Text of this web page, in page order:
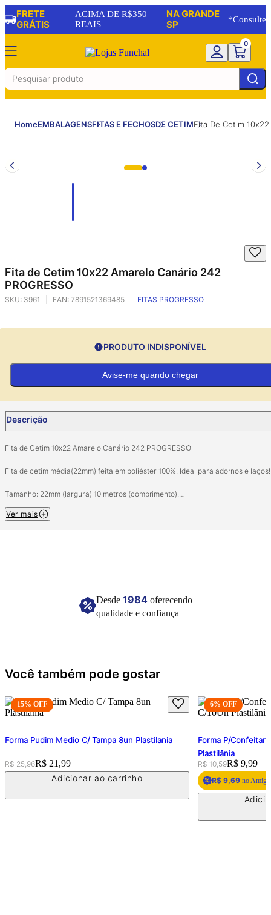
FRETE
GRÁTIS
ACIMA DE R$350
REAIS
NA GRANDE
SP
*Consulte
0
HomeEMBALAGENSFITAS E FECHOSDE CETIMFita De Cetim 10x22
Fita de Cetim 10x22 Amarelo Canário 242
PROGRESSO
SKU: 3961 EAN: 7891521369485 FITAS PROGRESSO
PRODUTO INDISPONÍVEL
Avise-me quando chegar
Descrição
Fita de Cetim 10x22 Amarelo Canário 242 PROGRESSO
Fita de cetim média(22mm) feita em poliéster 100%. Ideal para adornos e laços!
Tamanho: 22mm (largura) 10 metros (comprimento).
Ver mais
Desde 1984oferecendo
qualidade e confiança
Você também pode gostar
15% OFF
Forma Pudim Medio C/ Tampa 8un Plastilania
Original price:
R$ 25,96Price:
R$ 21,99
Adicionar ao carrinho
6% OFF
Forma P/
Plastilânia
Original price:
R$ 10,59Price:
R$ 9,99
R$ 9,69no Amigo